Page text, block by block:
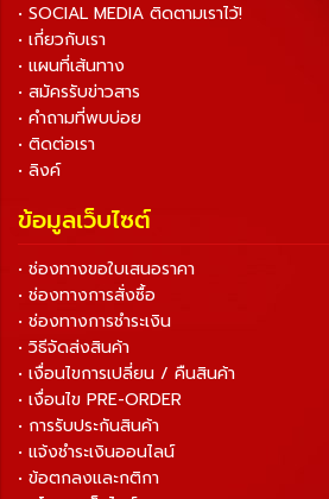
• SOCIAL MEDIA ติดตามเราไว้!
• เกี่ยวกับเรา
• แผนที่เส้นทาง
• สมัครรับข่าวสาร
• คำถามที่พบบ่อย
• ติดต่อเรา
• ลิงค์
ข้อมูลเว็บไซต์
• ช่องทางขอใบเสนอราคา
• ช่องทางการสั่งซื้อ
• ช่องทางการชำระเงิน
• วิธีจัดส่งสินค้า
• เงื่อนไขการเปลี่ยน / คืนสินค้า
• เงื่อนไข PRE-ORDER
• การรับประกันสินค้า
• แจ้งชำระเงินออนไลน์
• ข้อตกลงและกติกา